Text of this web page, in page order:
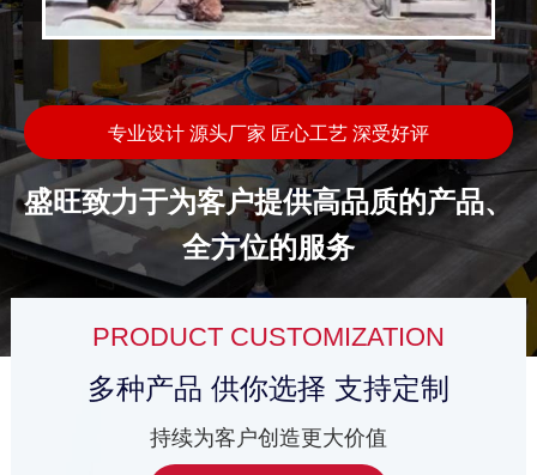
全自动机器人袋装码垛机 全自动机器人袋装码垛机
全自动吨袋包装机 全自动机械手插袋机
全自动上袋机 全自动双工位码垛机
专业设计 源头厂家 匠心工艺 深受好评
盛旺致力于为客户提供高品质的产品、
全方位的服务
PRODUCT CUSTOMIZATION
多种产品 供你选择 支持定制
持续为客户创造更大价值